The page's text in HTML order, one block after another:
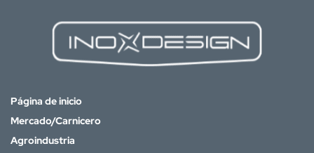
Página de inicio
Mercado/Carnicero
Agroindustria